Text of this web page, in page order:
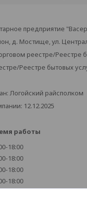
предприятие
д. Мостище, ул.
реестре/Реестре
Реестре бытовых
Логойский райсполком
12.12.2025
работы
18:00
18:00
18:00
18:00